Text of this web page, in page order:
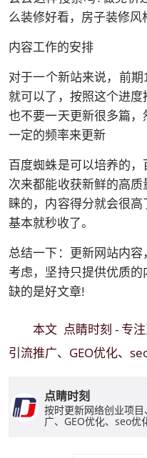
么装修好看，房子装修
内容工作的安排
对于一个新站来说，前
就可以了，按照这个进度
也不要一天更新很多篇
一定的频率来更新
百度蜘蛛是可以培养的
次来都能收获新鲜的高
睐的，内容得分就会很
基本就秒收了。
总结一下：更新网站内
考虑，坚持只提供优质的
缺的是好文章!
本文 点睛时刻 - 专
引流推广、GEO优化、
点睛时刻
按时更新网络创业项
广、GEO优化、seo优